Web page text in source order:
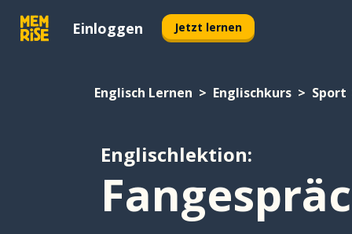
Einloggen Jetzt lernen
Englisch Lernen Englischkurs Sport
Englischlektion: